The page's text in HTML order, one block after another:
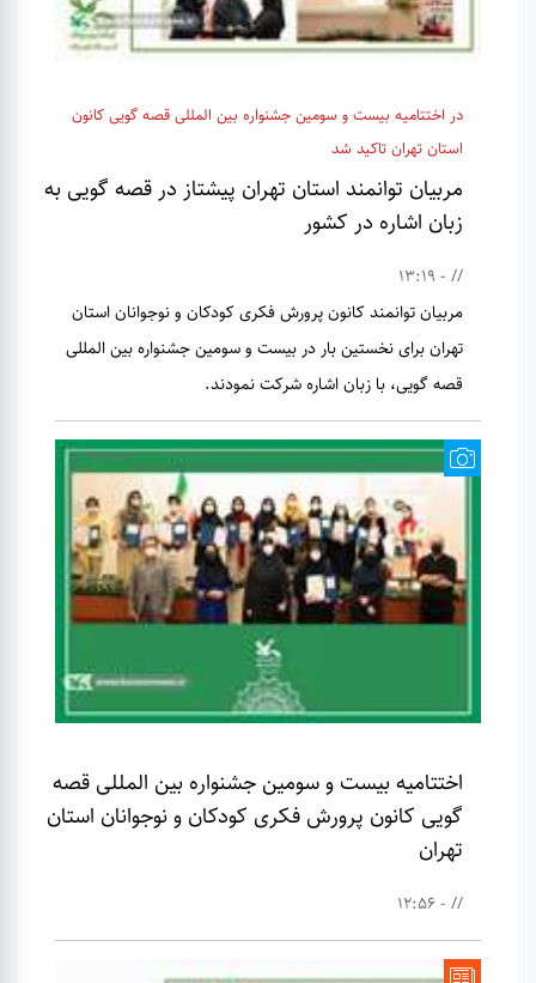
در اختتامیه بیست و سومین جشنواره بین المللی قصه گویی کانون
استان تهران تاکید شد
مربیان توانمند استان تهران پیشتاز در قصه گویی به
زبان اشاره در کشور
// - 13:19
مربیان توانمند کانون پرورش فکری کودکان و نوجوانان استان
تهران برای نخستین بار در بیست و سومین جشنواره بین المللی
قصه گویی، با زبان اشاره شرکت نمودند.
اختتامیه بیست و سومین جشنواره بین المللی قصه
گویی کانون پرورش فکری کودکان و نوجوانان استان
تهران
// - 12:56